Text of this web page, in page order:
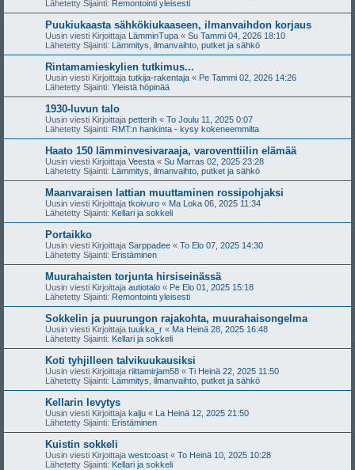
Lähetetty Sijainti: Remontointi yleisesti
Puukiukaasta sähkökiukaaseen, ilmanvaihdon korjaus
Uusin viesti Kirjoittaja LämminTupa « Su Tammi 04, 2026 18:10
Lähetetty Sijainti: Lämmitys, ilmanvaihto, putket ja sähkö
Rintamamieskylien tutkimus...
Uusin viesti Kirjoittaja tutkija-rakentaja « Pe Tammi 02, 2026 14:26
Lähetetty Sijainti: Yleistä höpinää
1930-luvun talo
Uusin viesti Kirjoittaja petterih « To Joulu 11, 2025 0:07
Lähetetty Sijainti: RMT:n hankinta - kysy kokeneemmilta
Haato 150 lämminvesivaraaja, varoventtiilin elämää
Uusin viesti Kirjoittaja Veesta « Su Marras 02, 2025 23:28
Lähetetty Sijainti: Lämmitys, ilmanvaihto, putket ja sähkö
Maanvaraisen lattian muuttaminen rossipohjaksi
Uusin viesti Kirjoittaja tkoivuro « Ma Loka 06, 2025 11:34
Lähetetty Sijainti: Kellari ja sokkeli
Portaikko
Uusin viesti Kirjoittaja Sarppadee « To Elo 07, 2025 14:30
Lähetetty Sijainti: Eristäminen
Muurahaisten torjunta hirsiseinässä
Uusin viesti Kirjoittaja autiotalo « Pe Elo 01, 2025 15:18
Lähetetty Sijainti: Remontointi yleisesti
Sokkelin ja puurungon rajakohta, muurahaisongelma
Uusin viesti Kirjoittaja tuukka_r « Ma Heinä 28, 2025 16:48
Lähetetty Sijainti: Kellari ja sokkeli
Koti tyhjilleen talvikuukausiksi
Uusin viesti Kirjoittaja riittamirjam58 « Ti Heinä 22, 2025 11:50
Lähetetty Sijainti: Lämmitys, ilmanvaihto, putket ja sähkö
Kellarin levytys
Uusin viesti Kirjoittaja kalju « La Heinä 12, 2025 21:50
Lähetetty Sijainti: Eristäminen
Kuistin sokkeli
Uusin viesti Kirjoittaja westcoast « To Heinä 10, 2025 10:28
Lähetetty Sijainti: Kellari ja sokkeli